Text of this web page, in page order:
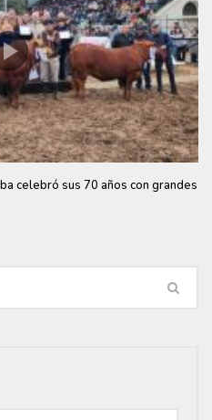
celebró sus 70 años con grandes